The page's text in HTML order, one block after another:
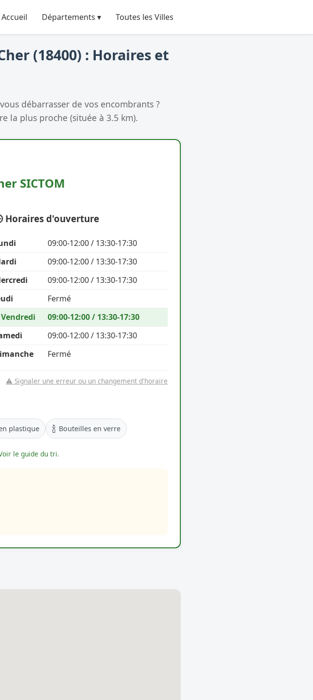
Accueil Départements ▾ Toutes les Villes
(18400) : Horaires et
débarrasser de vos encombrants ?
la plus proche (située à 3.5 km).
SICTOM
Horaires d'ouverture
09:00-12:00 / 13:30-17:30
09:00-12:00 / 13:30-17:30
09:00-12:00 / 13:30-17:30
Fermé
Vendredi
09:00-12:00 / 13:30-17:30
09:00-12:00 / 13:30-17:30
Fermé
⚠️ Signaler une erreur ou un changement d'horaire
plastique 🍾 Bouteilles en verre
le guide du tri.